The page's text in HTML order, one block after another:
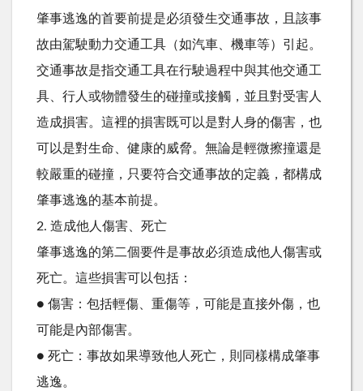
肇事逃逸的首要前提是必須發生交通事故，且該事
故由駕駛動力交通工具（如汽車、機車等）引起。
交通事故是指交通工具在行駛過程中與其他交通工
具、行人或物體發生的碰撞或接觸，並且對受害人
造成損害。這裡的損害既可以是對人身的傷害，也
可以是對生命、健康的威脅。無論是輕微擦撞還是
較嚴重的碰撞，只要符合交通事故的定義，都構成
肇事逃逸的基本前提。
2. 造成他人傷害、死亡
肇事逃逸的第二個要件是事故必須造成他人傷害或
死亡。這些損害可以包括：
● 傷害：包括輕傷、重傷等，可能是直接外傷，也
可能是內部傷害。
● 死亡：事故如果導致他人死亡，則同樣構成肇事
逃逸。